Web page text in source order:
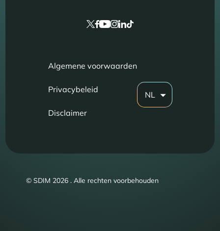
Algemene voorwaarden
Privacybeleid
Disclaimer
NL
© SDIM 2026 . Alle rechten voorbehouden